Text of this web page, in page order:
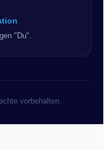
"Du".
vorbehalten.